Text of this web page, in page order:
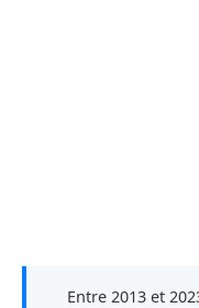
Entre 2013 et